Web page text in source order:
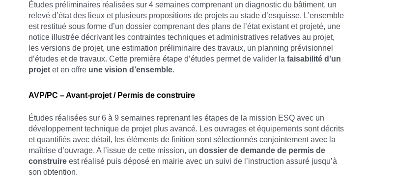
Études préliminaires réalisées sur 4 semaines comprenant un diagnostic du bâtiment, un
relevé d’état des lieux et plusieurs propositions de projets au stade d’esquisse. L’ensemble
est restitué sous forme d’un dossier comprenant des plans de l’état existant et projeté, une
notice illustrée décrivant les contraintes techniques et administratives relatives au projet,
les versions de projet, une estimation préliminaire des travaux, un planning prévisionnel
d’études et de travaux. Cette première étape d’études permet de valider lafaisabilité d’un
projet et en offre une vision d’ensemble.
AVP/PC – Avant-projet / Permis de construire
Études réalisées sur 6 à 9 semaines reprenant les étapes de la mission ESQ avec un
développement technique de projet plus avancé. Les ouvrages et équipements sont décrits
et quantifiés avec détail, les éléments de finition sont sélectionnés conjointement avec la
maîtrise d’ouvrage. A l’issue de cette mission, undossier de demande de permis de
construire est réalisé puis déposé en mairie avec un suivi de l’instruction assuré jusqu’à
son obtention.